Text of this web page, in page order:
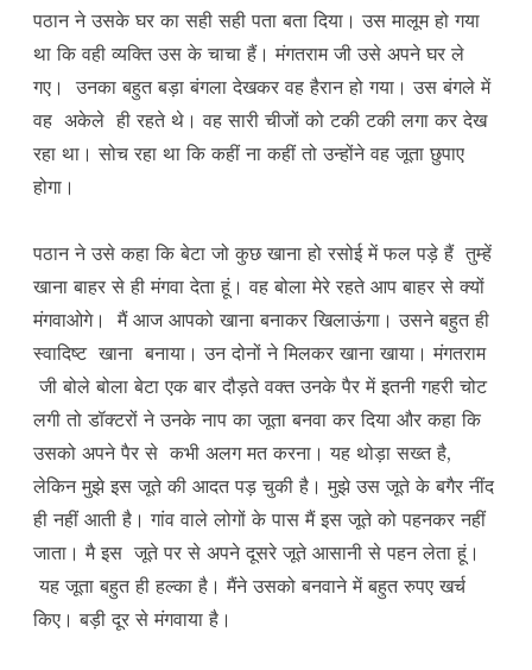
पठान ने उसके घर का सही सही पता बता दिया। उस मालूम हो गया
था कि वही व्यक्ति उस के चाचा हैं। मंगतराम जी उसे अपने घर ले
गए। उनका बहुत बड़ा बंगला देखकर वह हैरान हो गया। उस बंगले में
वह अकेले ही रहते थे। वह सारी चीजों को टकी टकी लगा कर देख
रहा था। सोच रहा था कि कहीं ना कहीं तो उन्होंने वह जूता छुपाए
होगा।
पठान ने उसे कहा कि बेटा जो कुछ खाना हो रसोई में फल पड़े हैं तुम्हें
खाना बाहर से ही मंगवा देता हूं। वह बोला मेरे रहते आप बाहर से क्यों
मंगवाओगे। मैं आज आपको खाना बनाकर खिलाऊंगा। उसने बहुत ही
स्वादिष्ट खाना बनाया। उन दोनों ने मिलकर खाना खाया। मंगतराम
जी बोले बोला बेटा एक बार दौड़ते वक्त उनके पैर में इतनी गहरी चोट
लगी तो डॉक्टरों ने उनके नाप का जूता बनवा कर दिया और कहा कि
उसको अपने पैर से कभी अलग मत करना। यह थोड़ा सख्त है,
लेकिन मुझे इस जूते की आदत पड़ चुकी है। मुझे उस जूते के बगैर नींद
ही नहीं आती है। गांव वाले लोगों के पास मैं इस जूते को पहनकर नहीं
जाता। मै इस जूते पर से अपने दूसरे जूते आसानी से पहन लेता हूं।
यह जूता बहुत ही हल्का है। मैंने उसको बनवाने में बहुत रुपए खर्च
किए। बड़ी दूर से मंगवाया है।